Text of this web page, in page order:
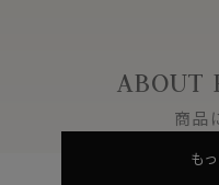
ABOUT
商品
も